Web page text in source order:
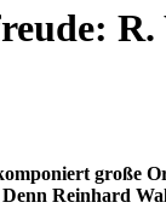
große
Reinhard